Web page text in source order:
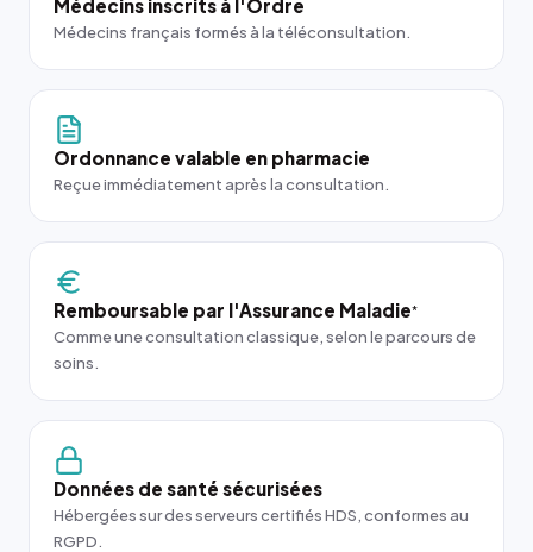
Médecins inscrits à l'Ordre
Médecins français formés à la téléconsultation.
Ordonnance valable en pharmacie
Reçue immédiatement après la consultation.
Remboursable par l'Assurance Maladie*
Comme une consultation classique, selon le parcours de
soins.
Données de santé sécurisées
Hébergées sur des serveurs certifiés HDS, conformes au
RGPD.